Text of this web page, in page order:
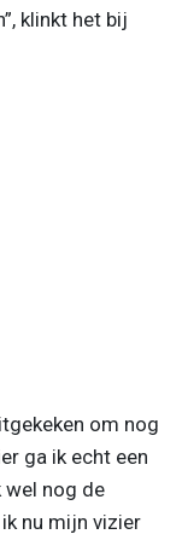
klinkt het bij
om nog
ga ik echt een
wel nog de
nu mijn vizier